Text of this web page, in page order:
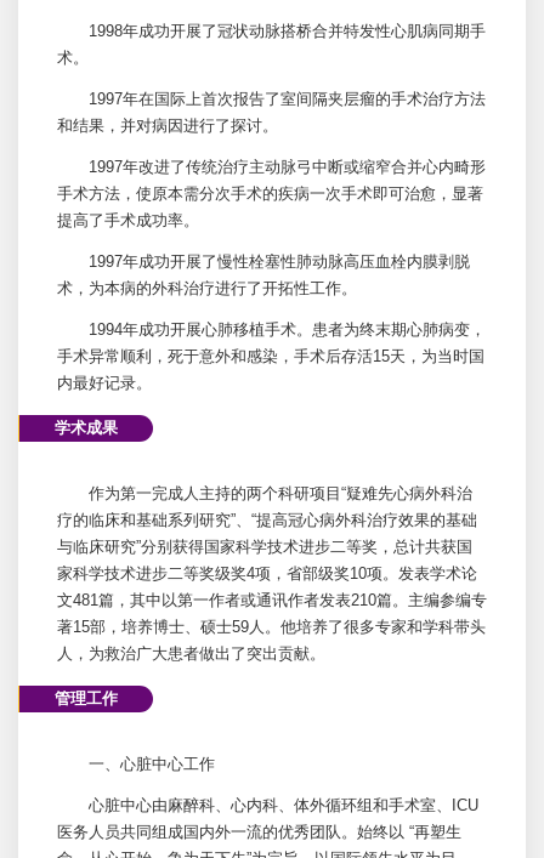
1998年成功开展了冠状动脉搭桥合并特发性心肌病同期手
术。
1997年在国际上首次报告了室间隔夹层瘤的手术治疗方法
和结果，并对病因进行了探讨。
1997年改进了传统治疗主动脉弓中断或缩窄合并心内畸形
手术方法，使原本需分次手术的疾病一次手术即可治愈，显著
提高了手术成功率。
1997年成功开展了慢性栓塞性肺动脉高压血栓内膜剥脱
术，为本病的外科治疗进行了开拓性工作。
1994年成功开展心肺移植手术。患者为终末期心肺病变，
手术异常顺利，死于意外和感染，手术后存活15天，为当时国
内最好记录。
学术成果
作为第一完成人主持的两个科研项目“疑难先心病外科治
疗的临床和基础系列研究”、“提高冠心病外科治疗效果的基础
与临床研究”分别获得国家科学技术进步二等奖，总计共获国
家科学技术进步二等奖级奖4项，省部级奖10项。发表学术论
文481篇，其中以第一作者或通讯作者发表210篇。主编参编专
著15部，培养博士、硕士59人。他培养了很多专家和学科带头
人，为救治广大患者做出了突出贡献。
管理工作
一、 心脏中心工作
心脏中心由麻醉科 、心内科、体外循环组和手术室、 ICU
医务人员共同组成国内外一流的优秀团队。始终以 “再塑生